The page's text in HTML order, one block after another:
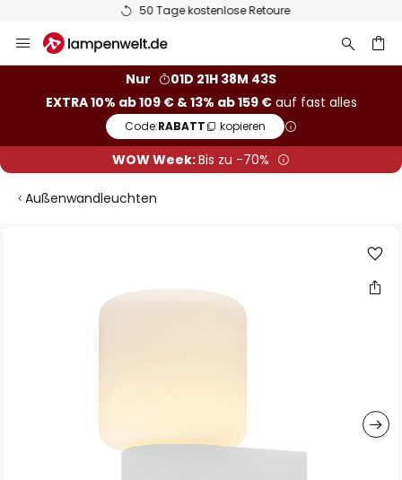
50 Tage kostenlose Retoure
Inhalt
Nur
01D 21H 38M 43S
EXTRA 10% ab 109 € & 13% ab 159 €auf fast alles
Code:RABATT kopieren
WOW Week:Bis zu -70%
Außenwandleuchten